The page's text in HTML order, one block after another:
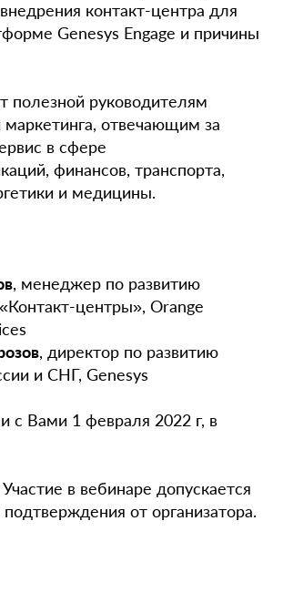
контакт-центра для
Genesys Engage и причины
полезной руководителям
отвечающим за
в сфере
финансов, транспорта,
и медицины.
, менеджер по развитию
центры», Orange
, директор по развитию
и СНГ, Genesys
с Вами 1 февраля 2022 г, в
в вебинаре допускается
от организатора.